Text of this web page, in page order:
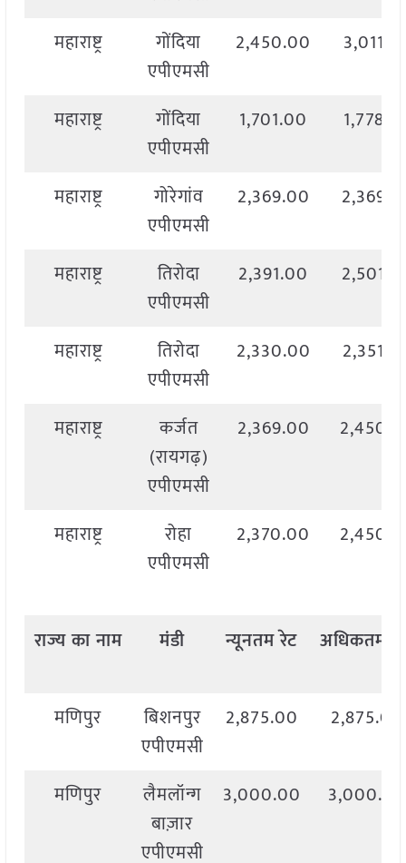
महाराष्ट्र
गोंदिया
एपीएमसी
2,450.00
महाराष्ट्र
गोंदिया
एपीएमसी
1,701.00
महाराष्ट्र
गोरेगांव
एपीएमसी
2,369.00
महाराष्ट्र
तिरोदा
एपीएमसी
2,391.00
महाराष्ट्र
तिरोदा
एपीएमसी
2,330.00
महाराष्ट्र
कर्जत
(रायगढ़)
एपीएमसी
2,369.00
महाराष्ट्र
रोहा
एपीएमसी
2,370.00
राज्यकानाम मंडी न्यूनतमरेट अधिकतम
मणिपुर
बिशनपुर
एपीएमसी
2,875.00 2,875.00
मणिपुर
लैमलॉन्ग
बाज़ार
एपीएमसी
3,000.00 3,000.00